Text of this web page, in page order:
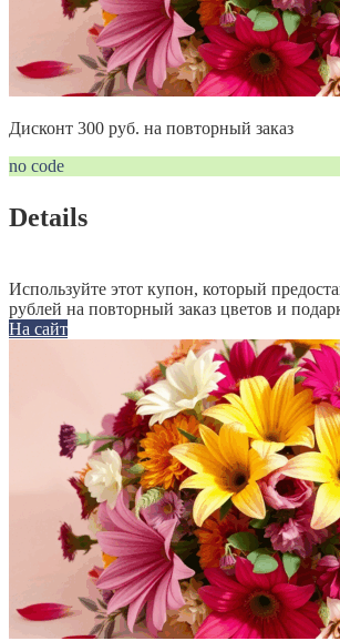
Дисконт 300 руб. на повторный заказ
no code
Details
Используйте этот купон, который
рублей на повторный заказ цветов и
На сайт